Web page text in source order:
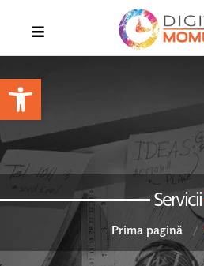
Servicii
Prima pagină
Open toolbar